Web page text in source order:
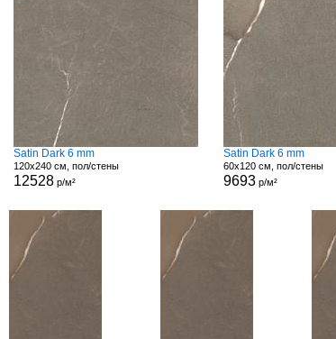
Satin Dark 6 mm
120x240 см, пол/стены
12528 р/м²
Satin Dark 6 mm
60x120 см, пол/стены
9693р/м²